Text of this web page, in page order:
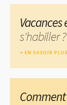
s'habiller ?
EN SAVOIR PLUS